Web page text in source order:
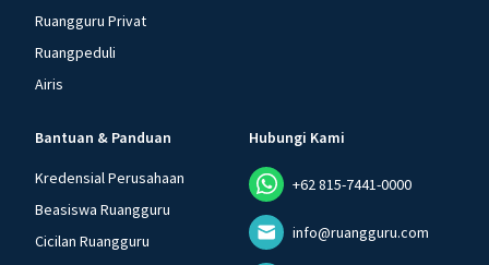
Ruangguru Privat
Ruangpeduli
Airis
Bantuan & Panduan
Kredensial Perusahaan
Beasiswa Ruangguru
Cicilan Ruangguru
Hubungi Kami
+62 815-7441-0000
info@ruangguru.com